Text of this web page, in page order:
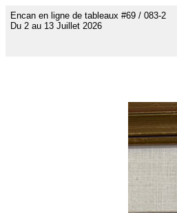
Encan en ligne de tableaux #69 / 083-2
Du 2 au 13 Juillet 2026